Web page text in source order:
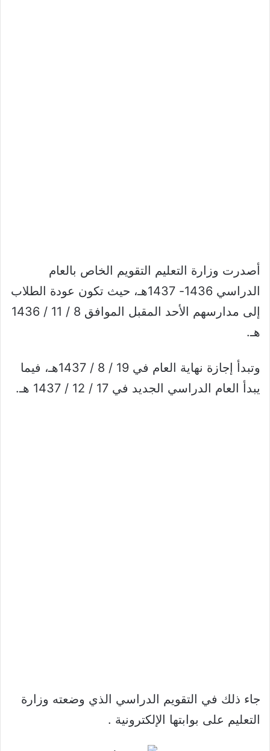
أصدرت وزارة التعليم التقويم الخاص بالعام
الدراسي 1436- 1437هـ، حيث تكون عودة الطلاب
إلى مدارسهم الأحد المقبل الموافق 8 / 11 / 1436
هـ.
وتبدأ إجازة نهاية العام في 19 / 8 / 1437هـ، فيما
يبدأ العام الدراسي الجديد في 17 / 12 / 1437 هـ.
جاء ذلك في التقويم الدراسي الذي وضعته وزارة
التعليم على بوابتها الإلكترونية .